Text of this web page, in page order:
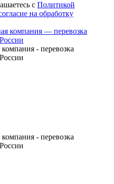
с Политикой
на обработку
- перевозка
- перевозка